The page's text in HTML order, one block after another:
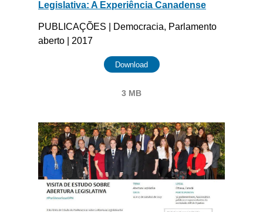
Legislativa: A Experiência Canadense
PUBLICAÇÕES | Democracia, Parlamento
aberto | 2017
Download
3 MB